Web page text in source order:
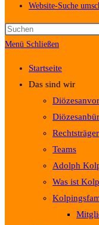
Website-Suche
Menü Schließen
Startseite
Das sind wir
Rechtsträger
Teams
Adolph
Was ist